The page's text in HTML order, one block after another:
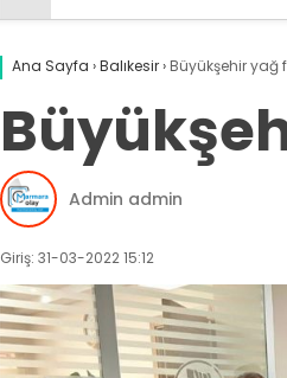
Ana Sayfa ›Balıkesir› Büyükşehir yağ
Admin admin
Giriş: 31-03-2022 15:12